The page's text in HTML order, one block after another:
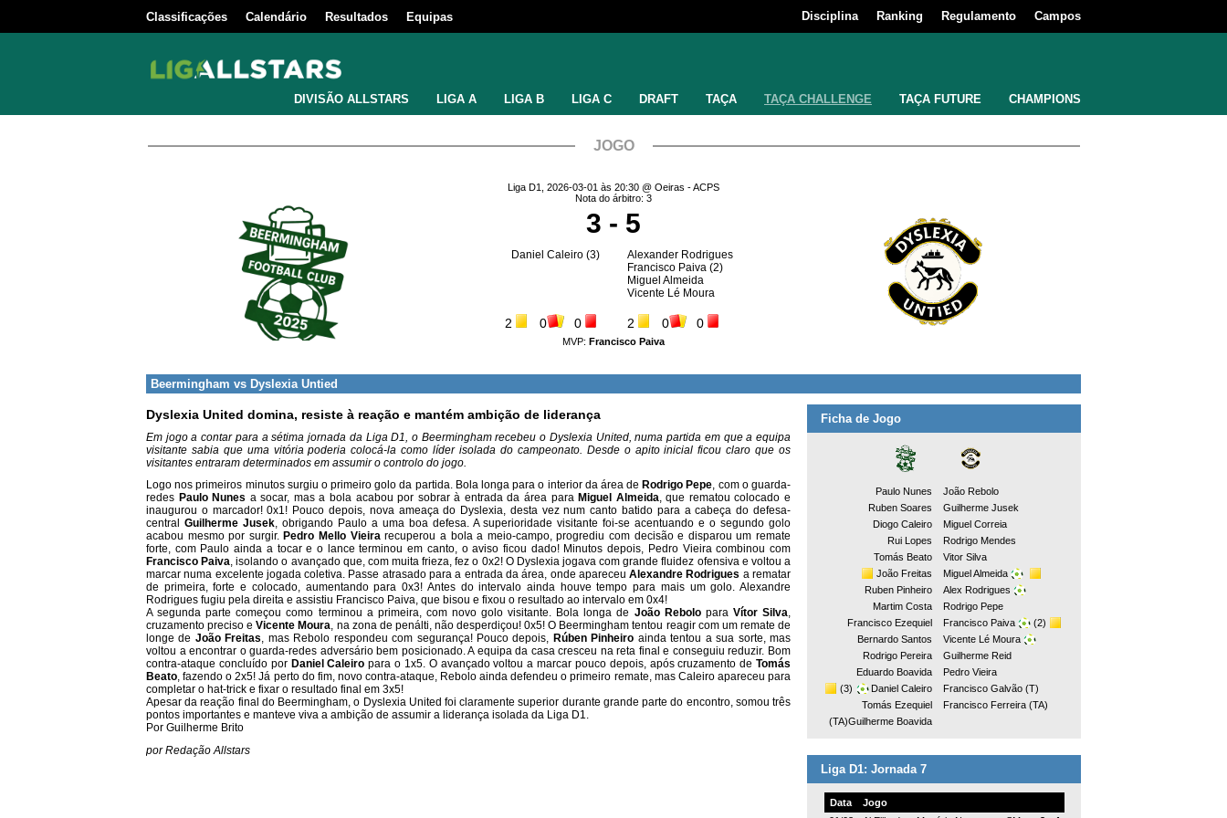
Classificações Calendário Resultados Equipas Disciplina Ranking Regulamento Campos
DIVISÃO ALLSTARS LIGA A LIGA B LIGA C DRAFT TAÇA TAÇA CHALLENGE TAÇA FUTURE CHAMPIONS
JOGO
Liga D1, 2026-03-01 às 20:30 @ Oeiras - ACPS
Nota do árbitro: 3
3 - 5
Daniel Caleiro (3)
Alexander Rodrigues
Francisco Paiva (2)
Miguel Almeida
Vicente Lé Moura
2 0 0 2 0 0
MVP: Francisco Paiva
Beermingham vs Dyslexia Untied
Dyslexia United domina, resiste à reação e mantém ambição de liderança
Em jogo a contar para a sétima jornada da Liga D1, o Beermingham recebeu o Dyslexia United, numa partida em que a equipa
visitante sabia que uma vitória poderia colocá-la como líder isolada do campeonato. Desde o apito inicial ficou claro que os
visitantes entraram determinados em assumir o controlo do jogo.
Logo nos primeiros minutos surgiu o primeiro golo da partida. Bola longa para o interior da área de Rodrigo Pepe, com o guarda-
redes Paulo Nunes a socar, mas a bola acabou por sobrar à entrada da área para Miguel Almeida, que rematou colocado e
inaugurou o marcador! 0x1! Pouco depois, nova ameaça do Dyslexia, desta vez num canto batido para a cabeça do defesa-
central Guilherme Jusek, obrigando Paulo a uma boa defesa. A superioridade visitante foi-se acentuando e o segundo golo
acabou mesmo por surgir. Pedro Mello Vieirarecuperou a bola a meio-campo, progrediu com decisão e disparou um remate
forte, com Paulo ainda a tocar e o lance terminou em canto, o aviso ficou dado! Minutos depois, Pedro Vieira combinou com
Francisco Paiva, isolando o avançado que, com muita frieza, fez o 0x2! O Dyslexia jogava com grande fluidez ofensiva e voltou a
marcar numa excelente jogada coletiva. Passe atrasado para a entrada da área, onde apareceuAlexandre Rodrigues a rematar
de primeira, forte e colocado, aumentando para 0x3! Antes do intervalo ainda houve tempo para mais um golo. Alexandre
Rodrigues fugiu pela direita e assistiu Francisco Paiva, que bisou e fixou o resultado ao intervalo em 0x4!
A segunda parte começou como terminou a primeira, com novo golo visitante. Bola longa de João Rebolopara Vítor Silva,
cruzamento preciso eVicente Moura, na zona de penálti, não desperdiçou! 0x5! O Beermingham tentou reagir com um remate de
longe de João Freitas, mas Rebolo respondeu com segurança! Pouco depois, Rúben Pinheiro ainda tentou a sua sorte, mas
voltou a encontrar o guarda-redes adversário bem posicionado.A equipa da casa cresceu na reta final e conseguiu reduzir. Bom
contra-ataque concluído por Daniel Caleiro para o 1x5. O avançado voltou a marcar pouco depois, após cruzamento deTomás
Beato, fazendo o 2x5! Já perto do fim, novo contra-ataque, Rebolo ainda defendeu o primeiro remate, mas Caleiro apareceu para
completar o hat-trick e fixar o resultado final em 3x5!
Apesar da reação final do Beermingham, o Dyslexia United foi claramente superior durante grande parte do encontro, somou três
pontos importantes e manteve viva a ambição de assumir a liderança isolada da Liga D1.
Por Guilherme Brito
por Redação Allstars
Ficha de Jogo
Paulo Nunes
João Rebolo
Ruben Soares
Guilherme Jusek
Diogo Caleiro
Miguel Correia
Rui Lopes
Rodrigo Mendes
Tomás Beato
Vitor Silva
João Freitas
Miguel Almeida
Ruben Pinheiro
Alex Rodrigues
Martim Costa
Rodrigo Pepe
Francisco Ezequiel
Francisco Paiva
(2)
Bernardo Santos
Vicente Lé Moura
Rodrigo Pereira
Guilherme Reid
Eduardo Boavida
Pedro Vieira
(3)
Daniel Caleiro
Francisco Galvão (T)
Tomás Ezequiel
Francisco Ferreira (TA)
(TA)Guilherme Boavida
Liga D1: Jornada 7
Data
Jogo